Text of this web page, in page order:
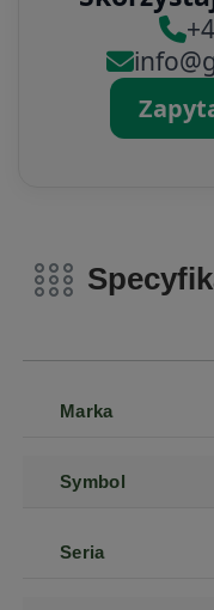
Marka
Symbol
Seria